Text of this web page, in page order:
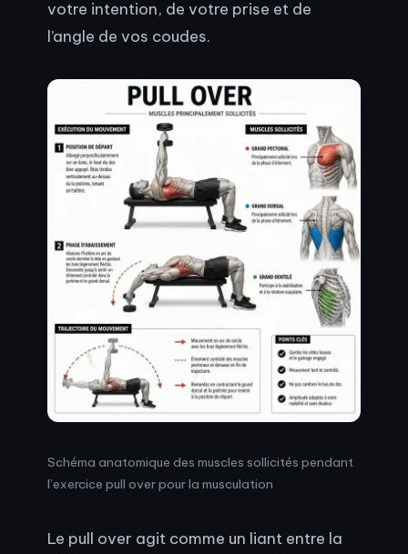
votre intention, de votre prise et de
l’angle de vos coudes.
Schéma anatomique des muscles sollicités pendant
l’exercice pull over pour la musculation
Le pull over agit comme un liant entre la